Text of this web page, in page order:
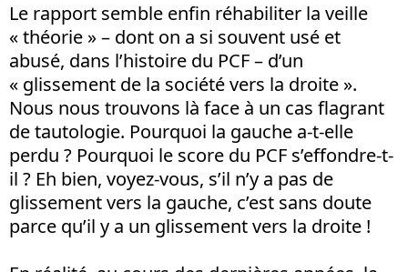
Le rapport semble enfin réhabiliter la veille
« théorie » – dont on a si souvent usé et
abusé, dans l’histoire du PCF – d’un
« glissement de la société vers la droite ».
Nous nous trouvons là face à un cas flagrant
de tautologie. Pourquoi la gauche a-t-elle
perdu ? Pourquoi le score du PCF s’effondre-t-
il ? Eh bien, voyez-vous, s’il n’y a pas de
glissement vers la gauche, c’est sans doute
parce qu’il y a un glissement vers la droite !